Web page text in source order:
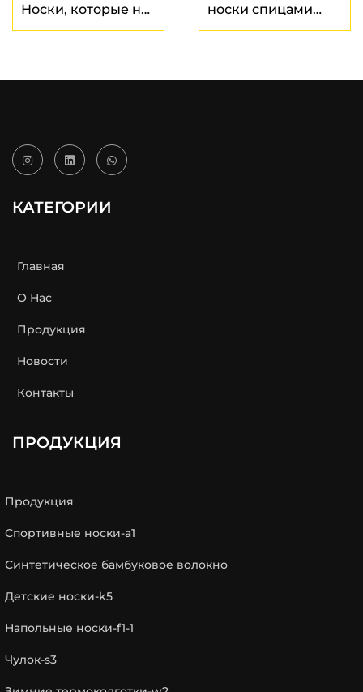
Носки, которые не
натирают ноги
носки спицами
завод
КАТЕГОРИИ
Главная
О Нас
Продукция
Новости
Контакты
ПРОДУКЦИЯ
Продукция
Спортивные носки-a1
Синтетическое бамбуковое волокно
Детские носки-k5
Напольные носки-f1-1
Чулок-s3